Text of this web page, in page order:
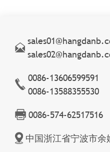
0086-13606599591
0086-13588355530
0086-574-62517516
中国浙江省宁波市余